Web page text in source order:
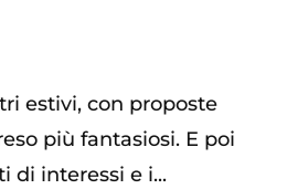
estivi, con proposte
più fantasiosi. E poi
di interessi e i...